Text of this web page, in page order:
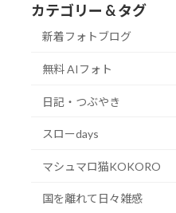
カテゴリー & タグ
新着フォトブログ
無料 AIフォト
日記・つぶやき
スローdays
マシュマロ猫KOKORO
国を離れて日々雑感